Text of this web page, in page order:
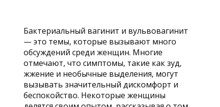
Бактериальный вагинит и вульвовагинит
— это темы, которые вызывают много
обсуждений среди женщин. Многие
отмечают, что симптомы, такие как зуд,
жжение и необычные выделения, могут
вызывать значительный дискомфорт и
беспокойство. Некоторые женщины